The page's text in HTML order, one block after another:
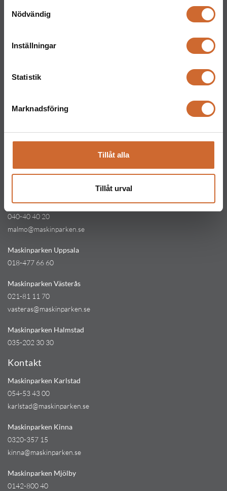
Nödvändig
Inställningar
Statistik
Marknadsföring
Tillåt alla
Tillåt urval
187 66 Täby
Orgnr: 559217-5763
Maskinparken Stockholm
031-711 30 10
Maskinparken Malmö
040-40 40 20
malmo@maskinparken.se
Maskinparken Uppsala
018-477 66 60
Maskinparken Västerås
021-81 11 70
vasteras@maskinparken.se
Maskinparken Halmstad
035-202 30 30
Kontakt
Maskinparken Karlstad
054-53 43 00
karlstad@maskinparken.se
Maskinparken Kinna
0320-357 15
kinna@maskinparken.se
Maskinparken Mjölby
0142-800 40